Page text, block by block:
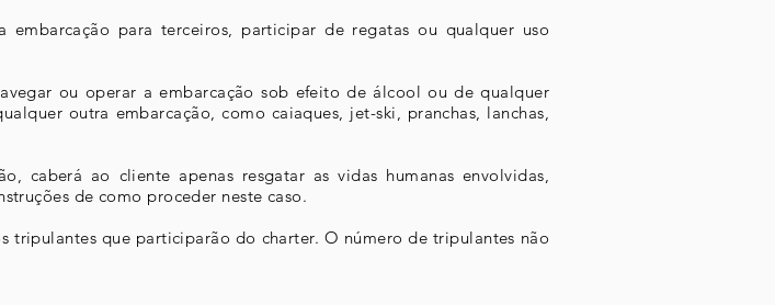
para terceiros, participar de regatas ou qualquer uso
ou operar a embarcação sob efeito de álcool ou de qualquer
outra embarcação, como caiaques, jet-ski, pranchas, lanchas,
caberá ao cliente apenas resgatar as vidas humanas envolvidas,
de como proceder neste caso.
tripulantes que participarão do charter. O número de tripulantes não